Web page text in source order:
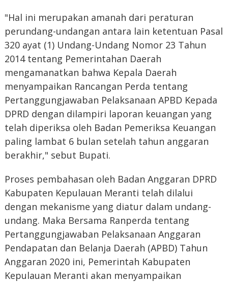
"Hal ini merupakan amanah dari peraturan
perundang-undangan antara lain ketentuan Pasal
320 ayat (1) Undang-Undang Nomor 23 Tahun
2014 tentang Pemerintahan Daerah
mengamanatkan bahwa Kepala Daerah
menyampaikan Rancangan Perda tentang
Pertanggungjawaban Pelaksanaan APBD Kepada
DPRD dengan dilampiri laporan keuangan yang
telah diperiksa oleh Badan Pemeriksa Keuangan
paling lambat 6 bulan setelah tahun anggaran
berakhir," sebut Bupati.
Proses pembahasan oleh Badan Anggaran DPRD
Kabupaten Kepulauan Meranti telah dilalui
dengan mekanisme yang diatur dalam undang-
undang. Maka Bersama Ranperda tentang
Pertanggungjawaban Pelaksanaan Anggaran
Pendapatan dan Belanja Daerah (APBD) Tahun
Anggaran 2020 ini, Pemerintah Kabupaten
Kepulauan Meranti akan menyampaikan